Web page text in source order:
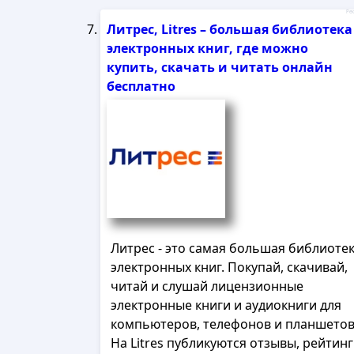
Литрес, Litres – большая библиотека
электронных книг, где можно
купить, скачать и читать онлайн
бесплатно
Литрес - это самая большая
электронных книг. Покупай, скачивай,
читай и слушай лицензионные
электронные книги и аудиокниги для
компьютеров, телефонов и
На Litres публикуются отзывы,